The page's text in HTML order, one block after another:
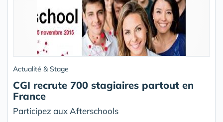
Actualité & Stage
CGI recrute 700 stagiaires partout en
France
Participez aux Afterschools